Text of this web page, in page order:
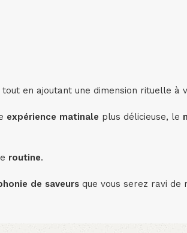
en ajoutant une dimension rituelle à
expérience matinale plus délicieuse, le
routine.
de saveurs que vous serez ravi de